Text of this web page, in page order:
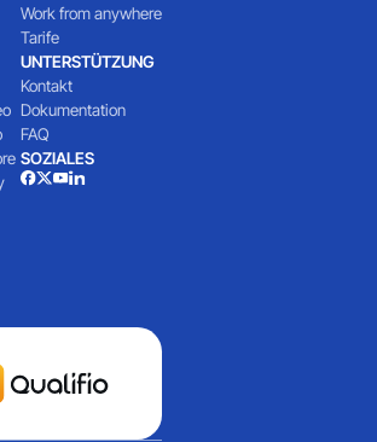
Work from anywhere
Tarife
UNTERSTÜTZUNG
Kontakt
Dokumentation
FAQ
SOZIALES